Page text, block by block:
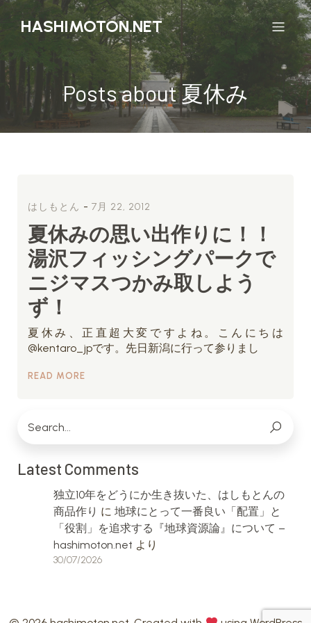
HASHIMOTON.NET
Posts about 夏休み
はしもとん - 7月 22, 2012
夏休みの思い出作りに！！
湯沢フィッシングパークで
ニジマスつかみ取しよう
ず！
夏休み、正直超大変ですよね。こんにちは
@kentaro_jpです。先日新潟に行って参りまし
READ MORE
Latest Comments
独立10年をどうにか生き抜いた、はしもとんの
商品作り に 地球にとって一番良い「配置」と
「役割」を追求する『地球資源論』について –
hashimoton.net より
30/07/2026